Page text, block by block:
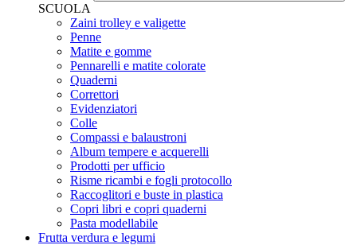
SCUOLA
Zaini trolley e valigette
Penne
Matite e gomme
Pennarelli e matite colorate
Quaderni
Correttori
Evidenziatori
Colle
Compassi e balaustroni
Album tempere e acquerelli
Prodotti per ufficio
Risme ricambi e fogli protocollo
Raccoglitori e buste in plastica
Copri libri e copri quaderni
Pasta modellabile
Frutta verdura e legumi